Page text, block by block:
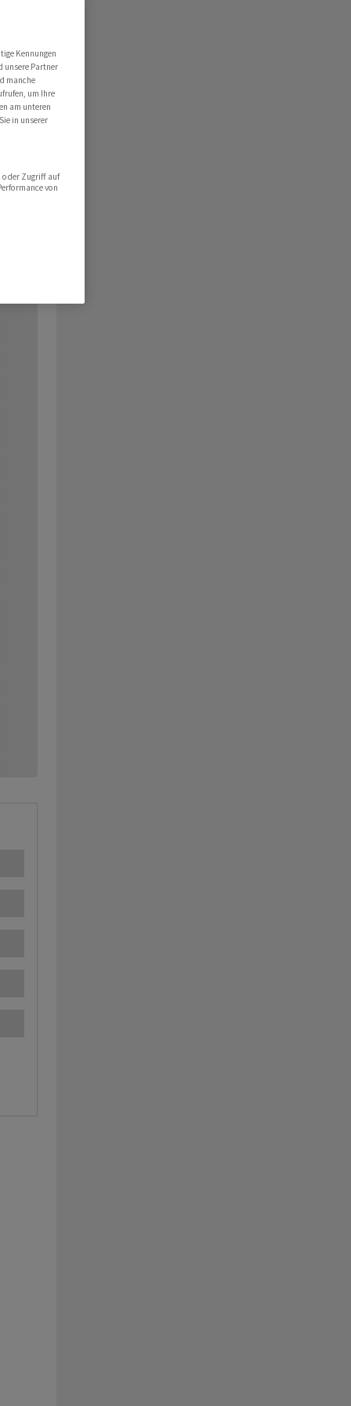
Kennungen
unsere Partner
manche
um Ihre
am unteren
in unserer
oder Zugriff auf
von